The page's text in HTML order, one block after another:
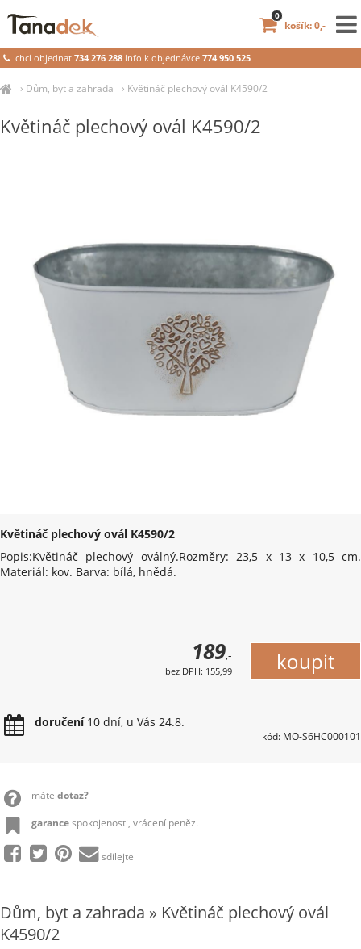
› Dům, byt a zahrada › Květináč plechový ovál K4590/2
Květináč plechový ovál K4590/2
Květináč plechový ovál K4590/2
Popis:Květináč plechový oválný.Rozměry: 23,5 x 13 x 10,5 cm.
Materiál: kov. Barva: bílá, hnědá.
189,-
bez DPH: 155,99
doručení10 dní, u Vás 24.8.
kód: MO-S6HC000101
máte dotaz?
garancespokojenosti, vrácení peněz.
sdílejte
Dům, byt a zahrada » Květináč plechový ovál
K4590/2
chci objednat734 276 288 info k objednávce 774 950 525
košík: 0,-
0